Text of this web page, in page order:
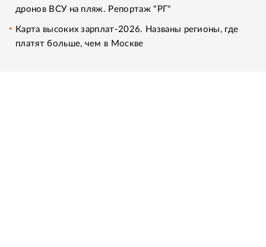
дронов ВСУ на пляж. Репортаж "РГ"
Карта высоких зарплат-2026. Названы регионы, где
платят больше, чем в Москве